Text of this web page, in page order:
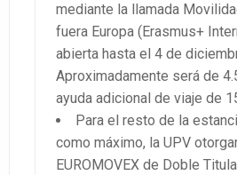
mediante la llamada
fuera Europa (Erasmus+
abierta hasta el 4 de
Aproximadamente será de
ayuda adicional de viaje de
Para el resto de la
como máximo, la UPV
EUROMOVEX de Doble